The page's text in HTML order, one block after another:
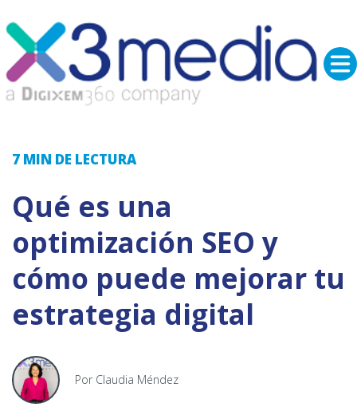
7 MIN DE LECTURA
Qué es una
optimización SEO y
cómo puede mejorar tu
estrategia digital
Por Claudia Méndez